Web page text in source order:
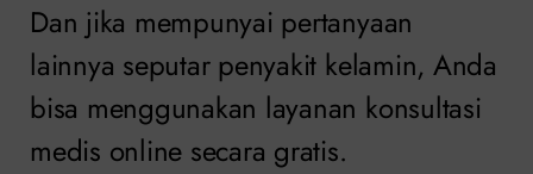
Dan jika mempunyai pertanyaan
lainnya seputar penyakit kelamin, Anda
bisa menggunakan layanan konsultasi
medis online secara gratis.